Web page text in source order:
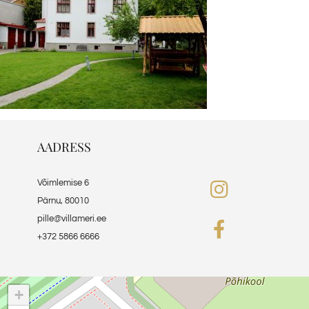
AADRESS
Võimlemise 6
Pärnu, 80010
pille@villameri.ee
+372 5866 6666
+